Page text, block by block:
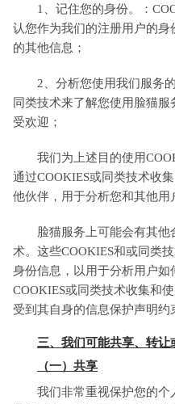
1、记住您的身份。：
认您作为我们的注册用户的
的其他信息；
2、分析您使用我们服务
同类技术来了解您使用脸猫
受欢迎；
我们为上述目的使用
通过COOKIES或同类技术收
他伙伴，用于分析您和其他用
脸猫服务上可能会有其他
术。这些COOKIES和或同类
身份信息，以用于分析用户
COOKIES或同类技术收集和
受到其自身的信息保护声明约
三、我们可能共享、转让
（一）共享
我们非常重视保护您的个